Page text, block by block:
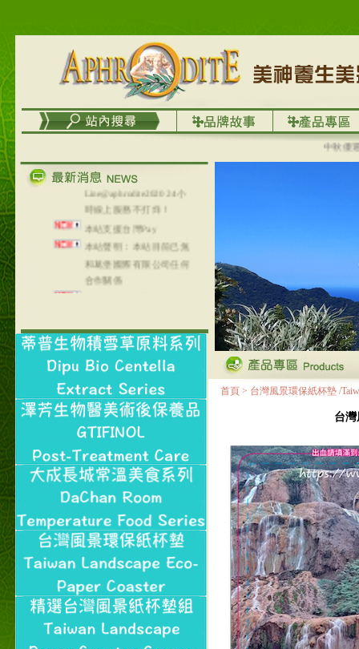
中秋優選
在外租屋者、居住處無管
理員、不方便在工作地點
取件者，歡迎多多使用
【郵局i郵箱】的服務喔～
【i郵箱】設立的地點，請
成功加入
Line@aphrodite2020 24小
時線上服務不打烊！
本站支援台灣Pay
本站聲明：本站目前已無
和葛堡國際有限公司任何
合作關係
本站支援支付宝
NT$320(RMB￥71.00)
首頁 > 台灣風景環保紙杯墊 /
台灣